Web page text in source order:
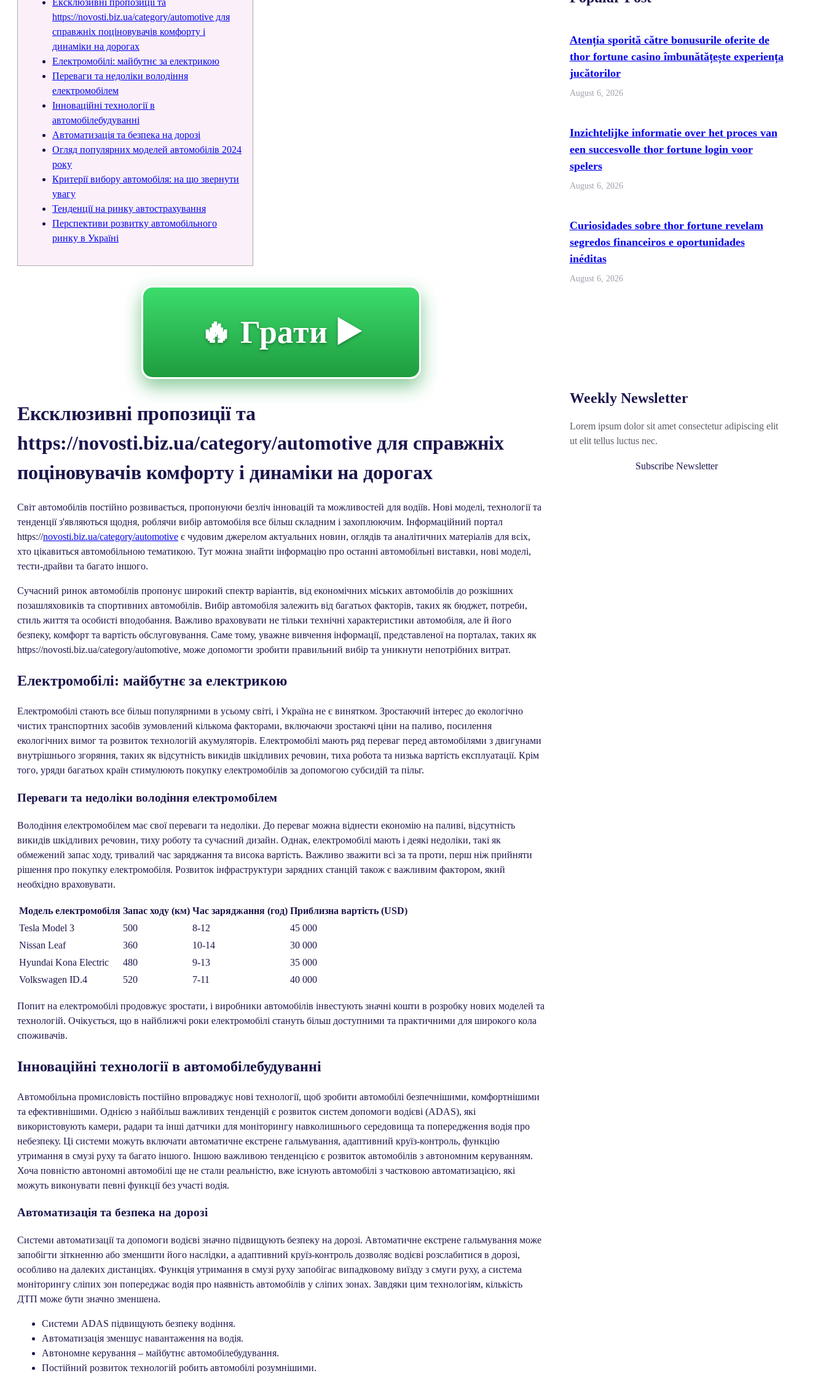
Ексклюзивні пропозиції та
https://novosti.biz.ua/category/automotive для
справжніх поціновувачів комфорту і
динаміки на дорогах
Електромобілі: майбутнє за електрикою
Переваги та недоліки володіння
електромобілем
Інноваційні технології в
автомобілебудуванні
Автоматизація та безпека на дорозі
Огляд популярних моделей автомобілів 2024
року
Критерії вибору автомобіля: на що звернути
увагу
Тенденції на ринку автострахування
Перспективи розвитку автомобільного
ринку в Україні
🔥 Грати ▶️
Ексклюзивні пропозиції та
https://novosti.biz.ua/category/automotive для справжніх
поціновувачів комфорту і динаміки на дорогах
Світ автомобілів постійно розвивається, пропонуючи безліч інновацій та можливостей для водіїв. Нові моделі, технології та
тенденції з'являються щодня, роблячи вибір автомобіля все більш складним і захоплюючим. Інформаційний портал
https://novosti.biz.ua/category/automotive є чудовим джерелом актуальних новин, оглядів та аналітичних матеріалів для всіх,
хто цікавиться автомобільною тематикою. Тут можна знайти інформацію про останні автомобільні виставки, нові моделі,
тести-драйви та багато іншого.
Сучасний ринок автомобілів пропонує широкий спектр варіантів, від економічних міських автомобілів до розкішних
позашляховиків та спортивних автомобілів. Вибір автомобіля залежить від багатьох факторів, таких як бюджет, потреби,
стиль життя та особисті вподобання. Важливо враховувати не тільки технічні характеристики автомобіля, але й його
безпеку, комфорт та вартість обслуговування. Саме тому, уважне вивчення інформації, представленої на порталах, таких як
https://novosti.biz.ua/category/automotive, може допомогти зробити правильний вибір та уникнути непотрібних витрат.
Електромобілі: майбутнє за електрикою
Електромобілі стають все більш популярними в усьому світі, і Україна не є винятком. Зростаючий інтерес до екологічно
чистих транспортних засобів зумовлений кількома факторами, включаючи зростаючі ціни на паливо, посилення
екологічних вимог та розвиток технологій акумуляторів. Електромобілі мають ряд переваг перед автомобілями з двигунами
внутрішнього згоряння, таких як відсутність викидів шкідливих речовин, тиха робота та низька вартість експлуатації. Крім
того, уряди багатьох країн стимулюють покупку електромобілів за допомогою субсидій та пільг.
Переваги та недоліки володіння електромобілем
Володіння електромобілем має свої переваги та недоліки. До переваг можна віднести економію на паливі, відсутність
викидів шкідливих речовин, тиху роботу та сучасний дизайн. Однак, електромобілі мають і деякі недоліки, такі як
обмежений запас ходу, тривалий час заряджання та висока вартість. Важливо зважити всі за та проти, перш ніж прийняти
рішення про покупку електромобіля. Розвиток інфраструктури зарядних станцій також є важливим фактором, який
необхідно враховувати.
Модель електромобіля Запас ходу (км) Час заряджання (год) Приблизна вартість (USD)
Tesla Model 3
500 8-12
45 000
Nissan Leaf
360 10-14
30 000
Hyundai Kona Electric
480 9-13
35 000
Volkswagen ID.4
520 7-11 40 000
Попит на електромобілі продовжує зростати, і виробники автомобілів інвестують значні кошти в розробку нових моделей та
технологій. Очікується, що в найближчі роки електромобілі стануть більш доступними та практичними для широкого кола
споживачів.
Інноваційні технології в автомобілебудуванні
Автомобільна промисловість постійно впроваджує нові технології, щоб зробити автомобілі безпечнішими, комфортнішими
та ефективнішими. Однією з найбільш важливих тенденцій є розвиток систем допомоги водієві (ADAS), які
використовують камери, радари та інші датчики для моніторингу навколишнього середовища та попередження водія про
небезпеку. Ці системи можуть включати автоматичне екстрене гальмування, адаптивний круїз-контроль, функцію
утримання в смузі руху та багато іншого. Іншою важливою тенденцією є розвиток автомобілів з автономним керуванням.
Хоча повністю автономні автомобілі ще не стали реальністю, вже існують автомобілі з частковою автоматизацією, які
можуть виконувати певні функції без участі водія.
Автоматизація та безпека на дорозі
Системи автоматизації та допомоги водієві значно підвищують безпеку на дорозі. Автоматичне екстрене гальмування може
запобігти зіткненню або зменшити його наслідки, а адаптивний круїз-контроль дозволяє водієві розслабитися в дорозі,
особливо на далеких дистанціях. Функція утримання в смузі руху запобігає випадковому виїзду з смуги руху, а система
моніторингу сліпих зон попереджає водія про наявність автомобілів у сліпих зонах. Завдяки цим технологіям, кількість
ДТП може бути значно зменшена.
Системи ADAS підвищують безпеку водіння.
Автоматизація зменшує навантаження на водія.
Автономне керування – майбутнє автомобілебудування.
Постійний розвиток технологій робить автомобілі розумнішими.
Atenția sporită către bonusurile oferite de
thor fortune casino îmbunătățește experiența
jucătorilor
August 6, 2026
Inzichtelijke informatie over het proces van
een succesvolle thor fortune login voor
spelers
August 6, 2026
Curiosidades sobre thor fortune revelam
segredos financeiros e oportunidades
inéditas
August 6, 2026
Weekly Newsletter
Lorem ipsum dolor sit amet consectetur adipiscing elit
ut elit tellus luctus nec.
Subscribe Newsletter